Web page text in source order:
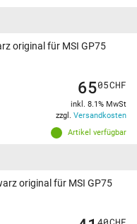
original für MSI GP75
Artikel verfügbar
6505CHF
inkl. 8.1% MwSt
zzgl. Versandkosten
original für MSI GP75
40CHF